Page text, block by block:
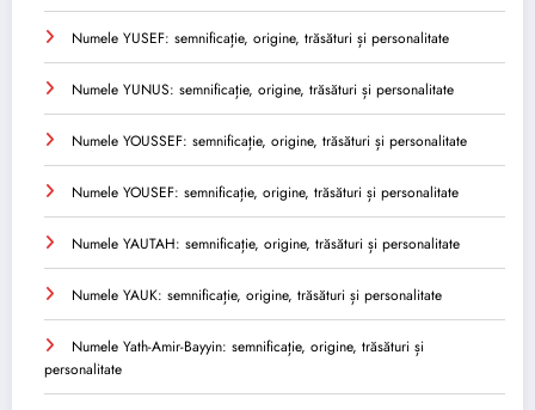
Numele YUSEF: semnificație, origine, trăsături și personalitate
Numele YUNUS: semnificație, origine, trăsături și personalitate
Numele YOUSSEF: semnificație, origine, trăsături și personalitate
Numele YOUSEF: semnificație, origine, trăsături și personalitate
Numele YAUTAH: semnificație, origine, trăsături și personalitate
Numele YAUK: semnificație, origine, trăsături și personalitate
Numele Yath-Amir-Bayyin: semnificație, origine, trăsături și
personalitate